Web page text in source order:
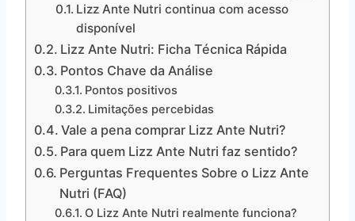
Lizz Ante Nutri continua com acesso
disponível
Lizz Ante Nutri: Ficha Técnica Rápida
Pontos Chave da Análise
Pontos positivos
Limitações percebidas
Vale a pena comprar Lizz Ante Nutri?
Para quem Lizz Ante Nutri faz sentido?
Perguntas Frequentes Sobre o Lizz Ante
Nutri (FAQ)
O Lizz Ante Nutri realmente funciona?